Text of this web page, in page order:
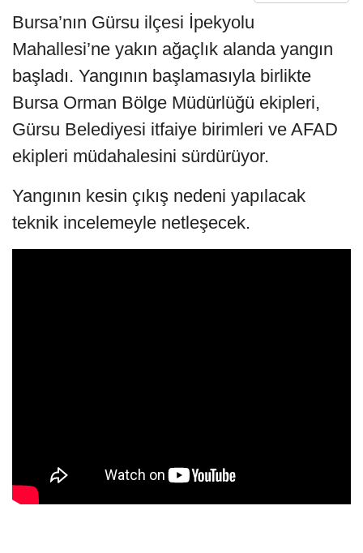
Bursa’nın Gürsu ilçesi İpekyolu
Mahallesi’ne yakın ağaçlık alanda yangın
başladı. Yangının başlamasıyla birlikte
Bursa Orman Bölge Müdürlüğü ekipleri,
Gürsu Belediyesi itfaiye birimleri ve AFAD
ekipleri müdahalesini sürdürüyor.
Yangının kesin çıkış nedeni yapılacak
teknik incelemeyle netleşecek.